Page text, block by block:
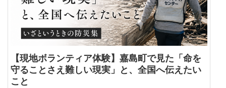
【現地ボランティア体験】嘉島町で見た「命を
守ることさえ難しい現実」と、全国へ伝えたい
こと